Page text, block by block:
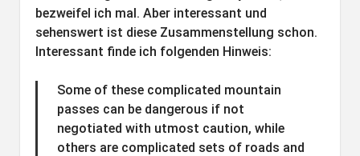
bezweifel ich mal. Aber interessant und
sehenswert ist diese Zusammenstellung schon.
Interessant finde ich folgenden Hinweis:
Some of these complicated mountain
passes can be dangerous if not
negotiated with utmost caution, while
others are complicated sets of roads and